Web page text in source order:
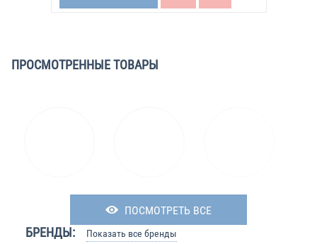
ПРОСМОТРЕННЫЕ ТОВАРЫ
ПОСМОТРЕТЬ ВСЕ
БРЕНДЫ: Показать все бренды